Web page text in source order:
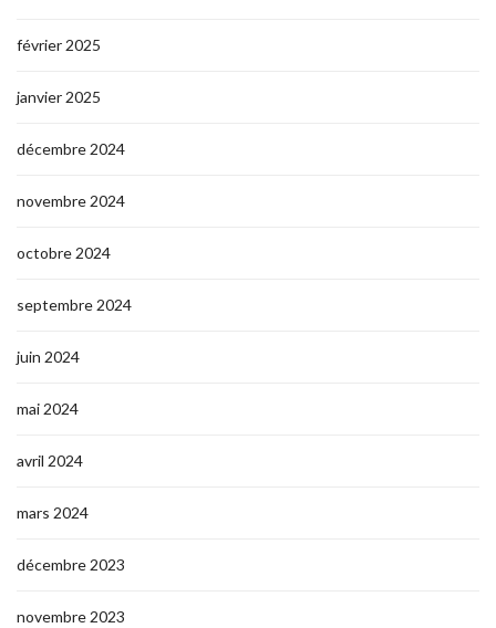
février 2025
janvier 2025
décembre 2024
novembre 2024
octobre 2024
septembre 2024
juin 2024
mai 2024
avril 2024
mars 2024
décembre 2023
novembre 2023